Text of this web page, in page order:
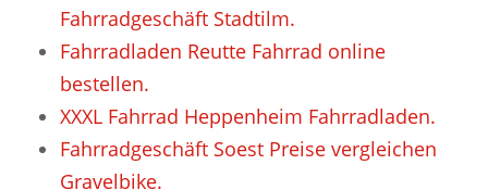
Fahrradgeschäft Stadtilm.
Fahrradladen Reutte Fahrrad online
bestellen.
XXXL Fahrrad Heppenheim Fahrradladen.
Fahrradgeschäft Soest Preise vergleichen
Gravelbike.